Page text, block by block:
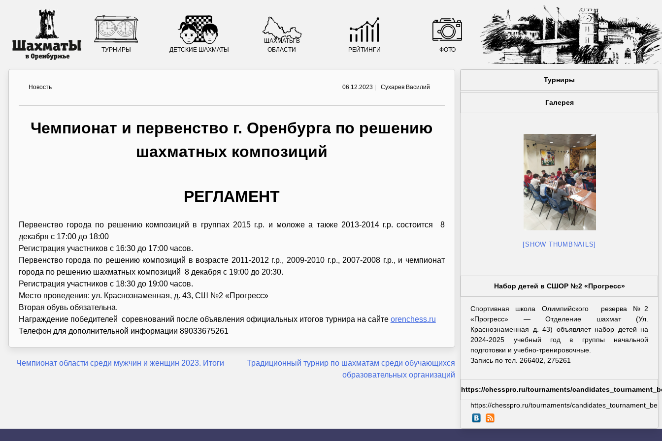
ТУРНИРЫ ДЕТСКИЕ ШАХМАТЫ
ШАХМАТЫ В
ОБЛАСТИ
РЕЙТИНГИ ФОТО
Новость 06.12.2023 Сухарев Василий
Чемпионат и первенство г. Оренбурга по решению
шахматных композиций
РЕГЛАМЕНТ
Первенство города по решению композиций в группах 2015 г.р. и моложе а также 2013-2014 г.р. состоится 8
декабря с 17:00 до 18:00
Регистрация участников с 16:30 до 17:00 часов.
Первенство города по решению композиций в возрасте 2011-2012 г.р., 2009-2010 г.р., 2007-2008 г.р., и чемпионат
города по решению шахматных композиций 8 декабря с 19:00 до 20:30.
Регистрация участников с 18:30 до 19:00 часов.
Место проведения: ул. Краснознаменная, д. 43, СШ №2 «Прогресс»
Вторая обувь обязательна.
Награждение победителей соревнований после объявления официальных итогов турнира на сайте orenchess.ru
Телефон для дополнительной информации 89033675261
Навигация
Чемпионат области среди мужчин и женщин 2023. Итоги
Традиционный турнир по шахматам среди обучающихся
образовательных организаций
Турниры
Галерея
[SHOW THUMBNAILS]
Набор детей в СШОР №2 «Прогресс»
Спортивная школа Олимпийского резерва №2
«Прогресс» — Отделение шахмат (Ул.
Краснознаменная д. 43) объявляет набор детей на
2024-2025 учебный год в группы начальной
подготовки и учебно-тренировочные.
Запись по тел. 266402, 275261
https://chesspro.ru/tournaments/
https://chesspro.ru/tournaments/